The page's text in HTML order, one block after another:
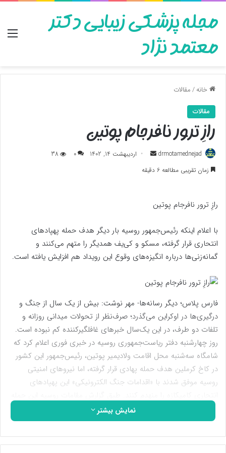
مجله پزشکی زیبایی دکتر
معتمد نژاد
خانه/مقالات
مقالات
رازِ ترور نافرجام پوتین
drmotamednejad
ارسال
به
اردیبهشت 14, 1402 0
38
زمان تقریبی مطالعه 6 دقیقه
رازِ ترور نافرجام پوتین
با اعلام اینکه رئیس‌جمهور روسیه بار دیگر هدف حمله پهپادهای
انتحاری قرار گرفته، مسکو و کی‌یف همدیگر را متهم می‌کنند و
گمانه‌زنی‌ها درباره انگیزه‌های وقوع این رویداد هم افزایش یافته است.
فارس پلاس؛ دیگر رسانه‌ها- مهر نوشت: بیش از یک سال از جنگ و
درگیری‌ها در اوکراین می‌گذرد؛ صرف‌نظر از تحولات میدانی روزانه و
تلفات دو طرف، در این یک‌سال خبرهای غافلگیرکننده کم نبوده است.
روز چهارشنبه دفتر ریاست‌جمهوری روسیه در خبری فوری اعلام کرد که
شامگاه سه‌شنبه محل اقامت ولادیمیر پوتین، رئیس‌جمهور این کشور
در کاخ کرملین هدف حمله پهادی قرار گرفته، اما نیروهای امنیتی
روسیه موفق شدند با «اقدامات جنگ الکترونیکی» این پهپادهای
خسارت و تلفاتی در پی نداشته و پوتین هم به علت اینکه در زمان
حمله در خارج از پایتخت بوده، آسیبی ندیده است.
دولت روسیه مسئولیت این حمله متهورانه را مستقیم متوجه
نمایش بیشتر